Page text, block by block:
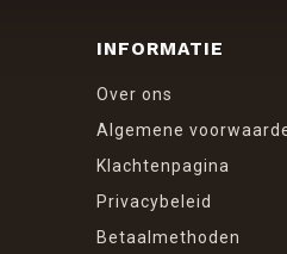
INFORMATIE
Over ons
Algemene
Klachtenpagina
Privacybeleid
Betaalmethoden